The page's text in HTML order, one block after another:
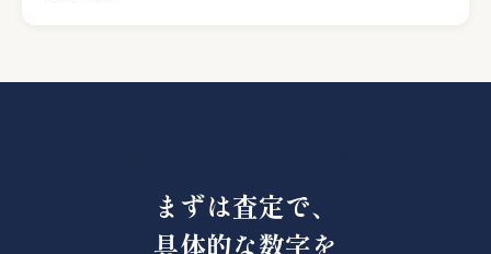
まずは査定で、
具体的な数字を